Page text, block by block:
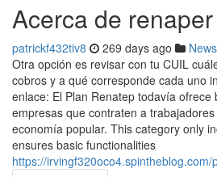
Acerca de
patrickf432tiv8 269 days ago News
Otra opción es revisar con tu CUIL
cobros y a qué corresponde cada uno
enlace: El Plan Renatep todavía ofrece
empresas que contraten a
economía popular. This category only
ensures basic functionalities
https://irvingf320oco4.spintheblog.com/